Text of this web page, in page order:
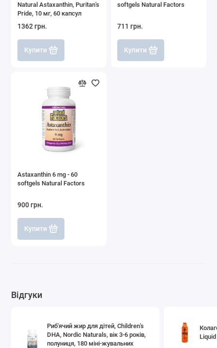
Natural Astaxanthin, Puritan's
Pride, 10 мг, 60 капсул
1362 грн.
Купити
softgels Natural Factors
711 грн.
Купити
Astaxanthin 6 mg - 60
softgels Natural Factors
900 грн.
Купити
Відгуки
Риб'ячий жир для дітей, Children's
DHA, Nordic Naturals, вік 3-6 років,
полуниця, 180 міні-жувальних